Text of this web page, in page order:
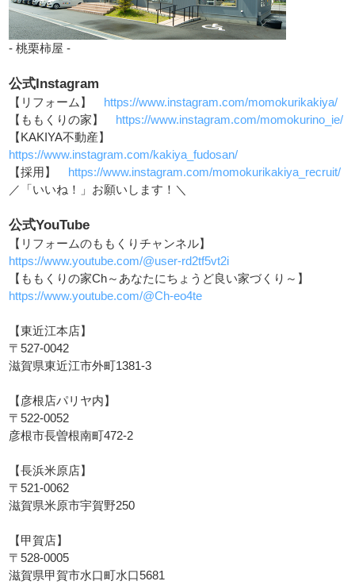
- 桃栗柿屋 -
公式Instagram
【リフォーム】
https://www.instagram.com/momokurikakiya/
【ももくりの家】
https://www.instagram.com/momokurino_ie/
【KAKIYA不動産】
https://www.instagram.com/kakiya_fudosan/
【採用】
https://www.instagram.com/momokurikakiya_recruit/
／「いいね！」お願いします！＼
公式YouTube
【リフォームのももくりチャンネル】
https://www.youtube.com/@user-rd2tf5vt2i
【ももくりの家Ch～あなたにちょうど良い家づくり～】
https://www.youtube.com/@Ch-eo4te
【東近江本店】
〒527-0042
滋賀県東近江市外町1381-3
【彦根店パリヤ内】
〒522-0052
彦根市長曽根南町472-2
【長浜米原店】
〒521-0062
滋賀県米原市宇賀野250
【甲賀店】
〒528-0005
滋賀県甲賀市水口町水口5681